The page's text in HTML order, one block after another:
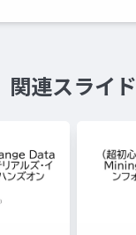
関連スライド